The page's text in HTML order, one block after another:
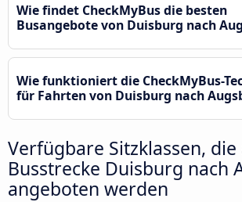
Wie findet CheckMyBus die besten
Busangebote von Duisburg nach
Wie funktioniert die CheckMyBus-
für Fahrten von Duisburg nach
Verfügbare Sitzklassen,
Busstrecke Duisburg nach
angeboten werden